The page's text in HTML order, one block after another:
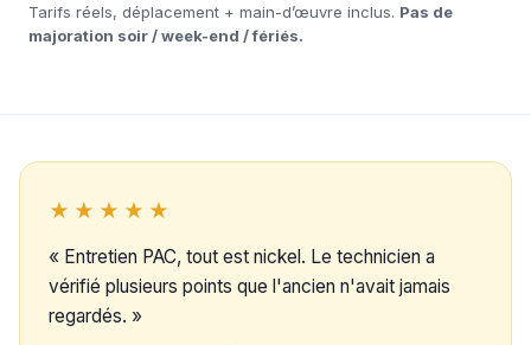
Tarifs réels, déplacement + main-d’œuvre inclus. Pas de
majoration soir / week-end / fériés.
★★★★★
« Entretien PAC, tout est nickel. Le technicien a
vérifié plusieurs points que l'ancien n'avait jamais
regardés. »